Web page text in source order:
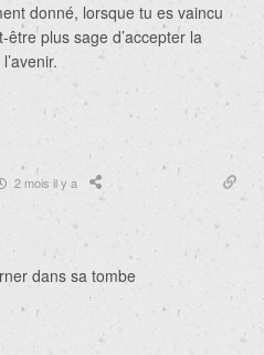
donné, lorsque tu es vaincu
plus sage d’accepter la
2 mois il y a
dans sa tombe